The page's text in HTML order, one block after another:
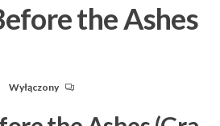
the Ashes
Wyłączony